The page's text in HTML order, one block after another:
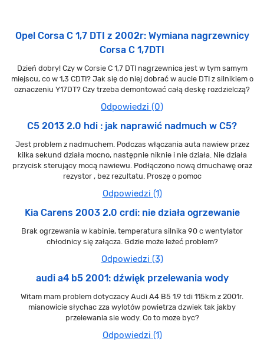
Opel Corsa C 1,7 DTI z 2002r: Wymiana nagrzewnicy
Corsa C 1,7DTI
Dzień dobry! Czy w Corsie C 1,7 DTI nagrzewnica jest w tym samym
miejscu, co w 1,3 CDTI? Jak się do niej dobrać w aucie DTI z silnikiem o
oznaczeniu Y17DT? Czy trzeba demontować całą deskę rozdzielczą?
Odpowiedzi (0)
C5 2013 2.0 hdi : jak naprawić nadmuch w C5?
Jest problem z nadmuchem. Podczas włączania auta nawiew przez
kilka sekund działa mocno, następnie niknie i nie działa. Nie działa
przycisk sterujący mocą nawiewu. Podłączono nową dmuchawę oraz
rezystor , bez rezultatu. Proszę o pomoc
Odpowiedzi (1)
Kia Carens 2003 2.0 crdi: nie działa ogrzewanie
Brak ogrzewania w kabinie, temperatura silnika 90 c wentylator
chłodnicy się załącza. Gdzie może leżeć problem?
Odpowiedzi (3)
audi a4 b5 2001: dźwięk przelewania wody
Witam mam problem dotyczacy Audi A4 B5 1.9 tdi 115km z 2001r.
mianowicie słychac zza wylotów powietrza dzwiek tak jakby
przelewania sie wody. Co to moze byc?
Odpowiedzi (1)